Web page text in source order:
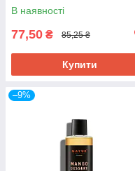
В наявності
77,50 ₴ 85,25 ₴
Купити
–9%